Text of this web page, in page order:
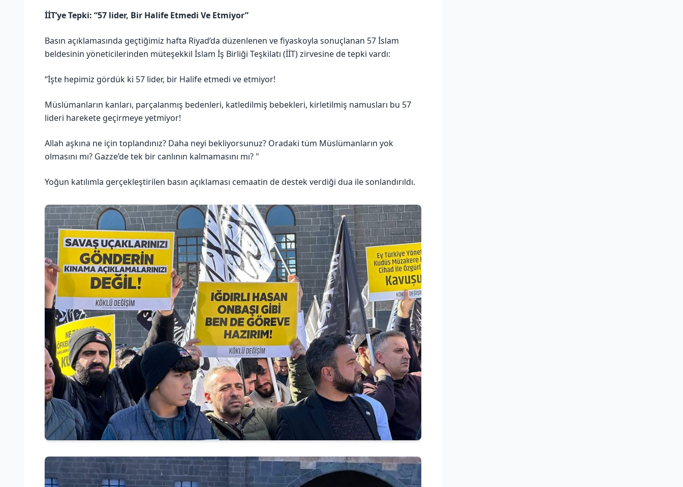
İİT’ye Tepki: “57 lider, Bir Halife Etmedi Ve Etmiyor”
Basın açıklamasında geçtiğimiz hafta Riyad’da düzenlenen ve fiyaskoyla sonuçlanan 57 İslam
beldesinin yöneticilerinden müteşekkil İslam İş Birliği Teşkilatı (İİT) zirvesine de tepki vardı:
“İşte hepimiz gördük ki 57 lider, bir Halife etmedi ve etmiyor!
Müslümanların kanları, parçalanmış bedenleri, katledilmiş bebekleri, kirletilmiş namusları bu 57
lideri harekete geçirmeye yetmiyor!
Allah aşkına ne için toplandınız? Daha neyi bekliyorsunuz? Oradaki tüm Müslümanların yok
olmasını mı? Gazze’de tek bir canlının kalmamasını mı? "
Yoğun katılımla gerçekleştirilen basın açıklaması cemaatin de destek verdiği dua ile sonlandırıldı.